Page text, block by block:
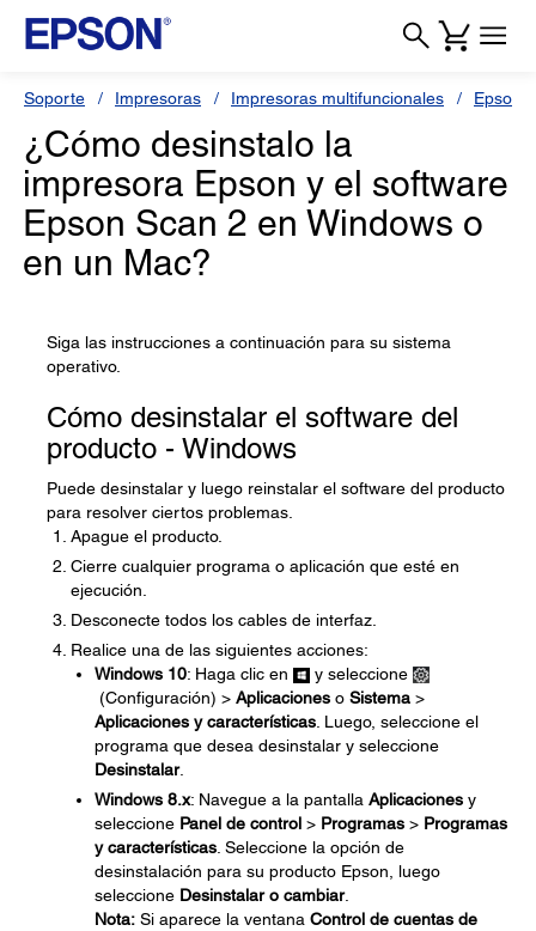
Soporte Impresoras Impresoras multifuncionales Epson L
¿Cómo desinstalo la
impresora Epson y el software
Epson Scan 2 en Windows o
en un Mac?
Siga las instrucciones a continuación para su sistema
operativo.
Cómo desinstalar el software del
producto - Windows
Puede desinstalar y luego reinstalar el software del producto
para resolver ciertos problemas.
Apague el producto.
Cierre cualquier programa o aplicación que esté en
ejecución.
Desconecte todos los cables de interfaz.
Realice una de las siguientes acciones:
Windows 10: Haga clic en
y seleccione
(Configuración) > Aplicaciones o Sistema >
Aplicaciones y características . Luego, seleccione el
programa que desea desinstalar y seleccione
Desinstalar.
Windows 8.x: Navegue a la pantalla Aplicaciones y
seleccione Panel de control > Programas > Programas
y características . Seleccione la opción de
desinstalación para su producto Epson, luego
seleccione Desinstalar o cambiar.
Nota: Si aparece la ventana Control de cuentas de